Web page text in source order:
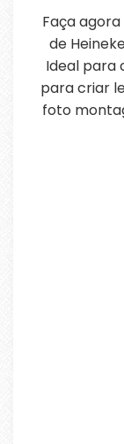
Faça
de
Ideal para
para criar
foto